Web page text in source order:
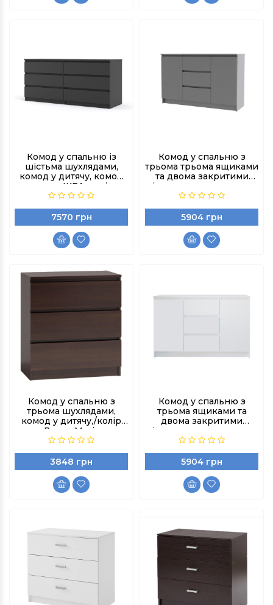
Комод у спальню із
шістьма шухлядами,
комод у дитячу, комод
аналог ІКЕА, колір
Антрацит
7570 грн
Комод у спальню з
трьома трьома ящиками
та двома закритими
нішами, комод у дитячу,
колір Антрацит
5904 грн
Комод у спальню з
трьома шухлядами,
комод у дитячу,/колір
Венге Магія
3848 грн
Комод у спальню з
трьома ящиками та
двома закритими
нішами, комод у дитячу,
колір Білий
5904 грн